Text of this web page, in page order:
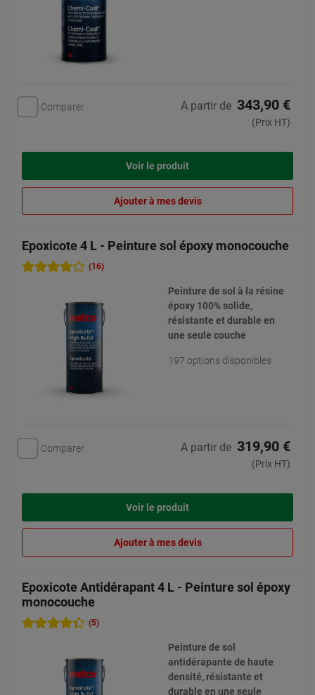
Comparer A partir de 343,90 €
(Prix HT)
Voir le produit
Ajouter à mes devis
Epoxicote 4 L - Peinture sol époxy monocouche
(16)
Peinture de sol à la résine
époxy 100% solide,
résistante et durable en
une seule couche
197 options disponibles
Comparer A partir de 319,90 €
(Prix HT)
Voir le produit
Ajouter à mes devis
Epoxicote Antidérapant 4 L - Peinture sol époxy
monocouche
(5)
Peinture de sol
antidérapante de haute
densité, résistante et
durable en une seule